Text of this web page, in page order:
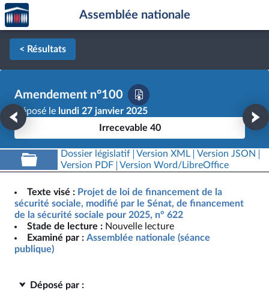
Aller au contenu
Aller en bas de la page
Accèder
à la
page
d'accueil
Assemblée nationale
< Résultats
Amendement n°100
Déposé le lundi 27 janvier 2025
Irrecevable 40
Dossier législatif Version XML
Version JSON
Version PDF
Version Word/LibreOffice
Texte visé : Projet de loi de financement de la
sécurité sociale, modifié par le Sénat, de financement
de la sécurité sociale pour 2025, n° 622
Stade de lecture : Nouvelle lecture
Examiné par : Assemblée nationale (séance
publique)
Déposé par :